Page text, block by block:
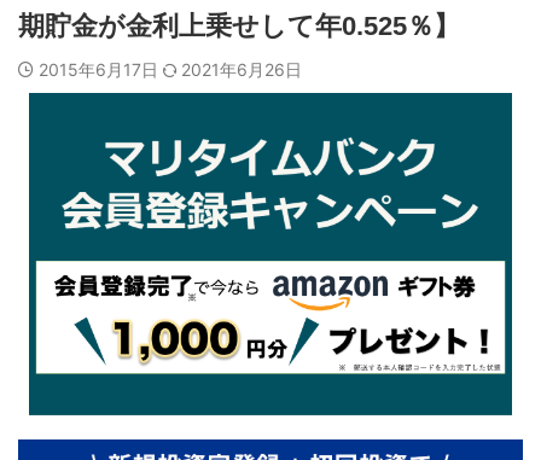
期貯金が金利上乗せして年0.525％】
2015年6月17日 2021年6月26日